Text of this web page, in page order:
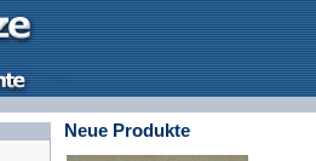
Neue Produkte